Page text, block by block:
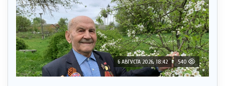
6 АВГУСТА 2026, 18:42 540